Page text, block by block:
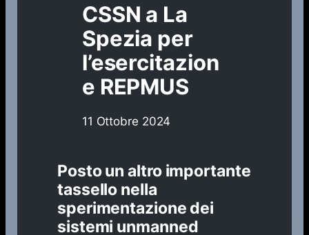
CSSN a La
Spezia per
l’esercitazion
e REPMUS
11 Ottobre 2024
Posto un altro importante
tassello nella
sperimentazione dei
sistemi unmanned